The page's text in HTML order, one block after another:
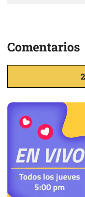
Comentarios